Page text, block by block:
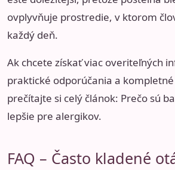
ovplyvňuje prostredie, v ktorom
každý deň.
Ak chcete získať viac overiteľných
praktické odporúčania a
prečítajte si celý článok: Prečo sú
lepšie pre alergikov.
FAQ – Často kladené